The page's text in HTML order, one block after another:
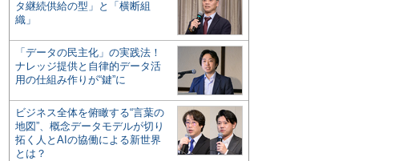
タ継続供給の型」と「横断組
織」
「データの民主化」の実践法！
ナレッジ提供と自律的データ活
用の仕組み作りが“鍵”に
ビジネス全体を俯瞰する“言葉の
地図”、概念データモデルが切り
拓く人とAIの協働による新世界
とは？